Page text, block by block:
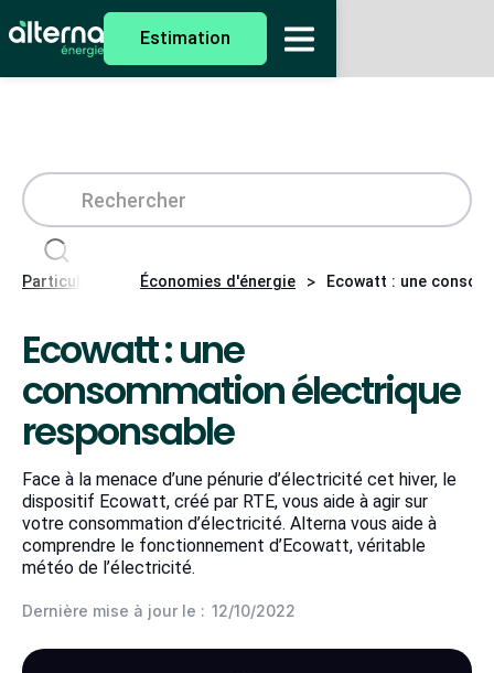
Estimation
Particuliers Économies d'énergie > Ecowatt : une
Ecowatt : une
consommation électrique
responsable
Face à la menace d’une pénurie d’électricité cet hiver, le
dispositif Ecowatt, créé par RTE, vous aide à agir sur
votre consommation d’électricité. Alterna vous aide à
comprendre le fonctionnement d’Ecowatt, véritable
météo de l’électricité.
Dernière mise à jour le : 12/10/2022